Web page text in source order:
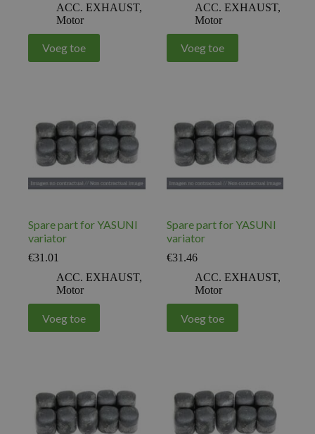
ACC. EXHAUST,
Motor
Voeg toe
ACC. EXHAUST,
Motor
Voeg toe
Spare part for YASUNI
variator
€31.01
ACC. EXHAUST,
Motor
Voeg toe
Spare part for YASUNI
variator
€31.46
ACC. EXHAUST,
Motor
Voeg toe